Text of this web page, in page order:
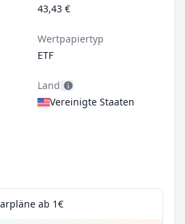
43,43 €
Wertpapiertyp
ETF
Land
Vereinigte Staaten
ab 1€